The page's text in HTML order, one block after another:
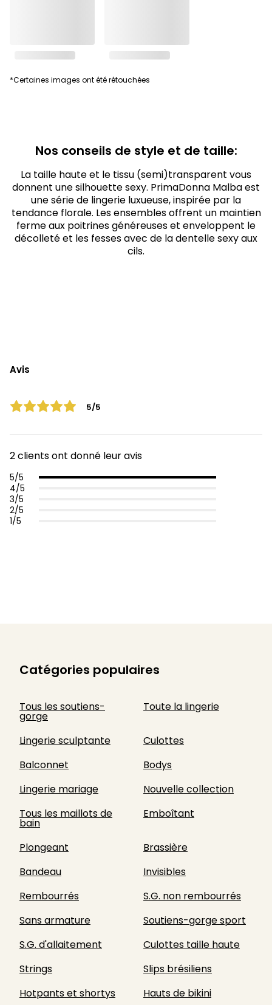
*Certaines images ont été rétouchées
Nos conseils de style et de taille:
La taille haute et le tissu (semi)transparent vous
donnent une silhouette sexy. PrimaDonna Malba est
une série de lingerie luxueuse, inspirée par la
tendance florale. Les ensembles offrent un maintien
ferme aux poitrines généreuses et enveloppent le
décolleté et les fesses avec de la dentelle sexy aux
cils.
Avis
5/5
2 clients ont donné leur avis
5/5
4/5
3/5
2/5
1/5
Catégories populaires
Tous les soutiens-
gorge
Toute la lingerie
Lingerie sculptante
Culottes
Balconnet
Bodys
Lingerie mariage
Nouvelle collection
Tous les maillots de
bain
Emboîtant
Plongeant
Brassière
Bandeau
Invisibles
Rembourrés
S.G. non rembourrés
Sans armature
Soutiens-gorge sport
S.G. d'allaitement
Culottes taille haute
Strings
Slips brésiliens
Hotpants et shortys
Hauts de bikini